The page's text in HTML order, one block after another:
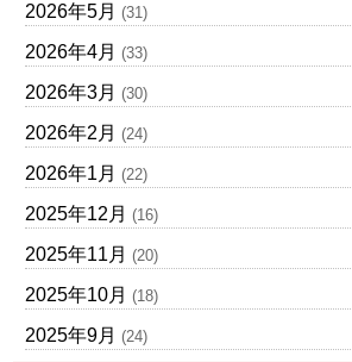
2026年5月 (31)
2026年4月 (33)
2026年3月 (30)
2026年2月 (24)
2026年1月 (22)
2025年12月 (16)
2025年11月 (20)
2025年10月 (18)
2025年9月 (24)